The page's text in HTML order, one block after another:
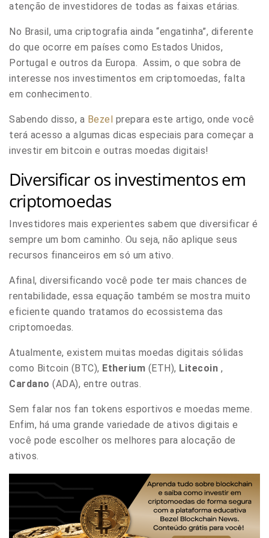
atenção de investidores de todas as faixas etárias.
No Brasil, uma criptografia ainda “engatinha”, diferente
do que ocorre em países como Estados Unidos,
Portugal e outros da Europa. Assim, o que sobra de
interesse nos investimentos em criptomoedas, falta
em conhecimento.
Sabendo disso, a Bezel prepara este artigo, onde você
terá acesso a algumas dicas especiais para começar a
investir em bitcoin e outras moedas digitais!
Diversificar os investimentos em
criptomoedas
Investidores mais experientes sabem que diversificar é
sempre um bom caminho. Ou seja, não aplique seus
recursos financeiros em só um ativo.
Afinal, diversificando você pode ter mais chances de
rentabilidade, essa equação também se mostra muito
eficiente quando tratamos do ecossistema das
criptomoedas.
Atualmente, existem muitas moedas digitais sólidas
como Bitcoin (BTC), Etherium (ETH), Litecoin ,
Cardano (ADA), entre outras.
Sem falar nos fan tokens esportivos e moedas meme.
Enfim, há uma grande variedade de ativos digitais e
você pode escolher os melhores para alocação de
ativos.